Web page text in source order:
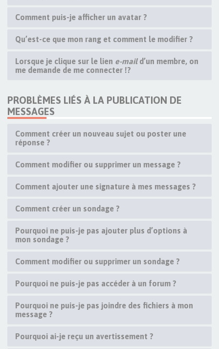
Comment puis-je afficher un avatar ?
Qu’est-ce que mon rang et comment le modifier ?
Lorsque je clique sur le lien e-maild’un membre, on
me demande de me connecter !?
PROBLÈMES LIÉS À LA PUBLICATION DE
MESSAGES
Comment créer un nouveau sujet ou poster une
réponse ?
Comment modifier ou supprimer un message ?
Comment ajouter une signature à mes messages ?
Comment créer un sondage ?
Pourquoi ne puis-je pas ajouter plus d’options à
mon sondage ?
Comment modifier ou supprimer un sondage ?
Pourquoi ne puis-je pas accéder à un forum ?
Pourquoi ne puis-je pas joindre des fichiers à mon
message ?
Pourquoi ai-je reçu un avertissement ?